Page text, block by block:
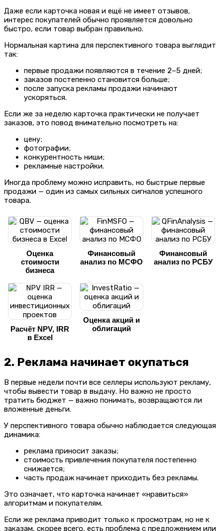
Даже если карточка новая и ещё не имеет отзывов,
интерес покупателей обычно проявляется довольно
быстро, если товар выбран правильно.
Нормальная картина для перспективного товара выглядит
так:
первые продажи появляются в течение 2–5 дней;
заказов постепенно становится больше;
после запуска рекламы продажи начинают
ускоряться.
Если же за неделю карточка практически не получает
заказов, это повод внимательно посмотреть на:
цену;
фотографии;
конкурентность ниши;
рекламные настройки.
Иногда проблему можно исправить, но быстрые первые
продажи — один из самых сильных сигналов успешного
товара.
Оценка
стоимости
бизнеса
Финансовый
анализ по МСФО
Финансовый
анализ по РСБУ
Расчёт NPV, IRR
в Excel
Оценка акций и
облигаций
2. Реклама начинает окупаться
В первые недели почти все селлеры используют рекламу,
чтобы вывести товар в выдачу. Но важно не просто
тратить бюджет — важно понимать, возвращаются ли
вложенные деньги.
У перспективного товара обычно наблюдается следующая
динамика:
реклама приносит заказы;
стоимость привлечения покупателя постепенно
снижается;
часть продаж начинает приходить без рекламы.
Это означает, что карточка начинает «нравиться»
алгоритмам и покупателям.
Если же реклама приводит только к просмотрам, но не к
заказам, скорее всего, есть проблема с предложением или